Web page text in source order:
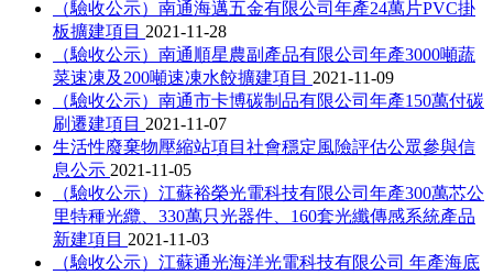
（驗收公示）南通海邁五金有限公司年產24萬片PVC掛
板擴建項目 2021-11-28
（驗收公示）南通順星農副產品有限公司年產3000噸蔬
菜速凍及200噸速凍水餃擴建項目 2021-11-09
（驗收公示）南通市卡博碳制品有限公司年產150萬付碳
刷遷建項目 2021-11-07
生活性廢棄物壓縮站項目社會穩定風險評估公眾參與信
息公示 2021-11-05
（驗收公示）江蘇裕榮光電科技有限公司年產300萬芯公
里特種光纜、330萬只光器件、160套光纖傳感系統產品
新建項目 2021-11-03
（驗收公示）江蘇通光海洋光電科技有限公司 年產海底